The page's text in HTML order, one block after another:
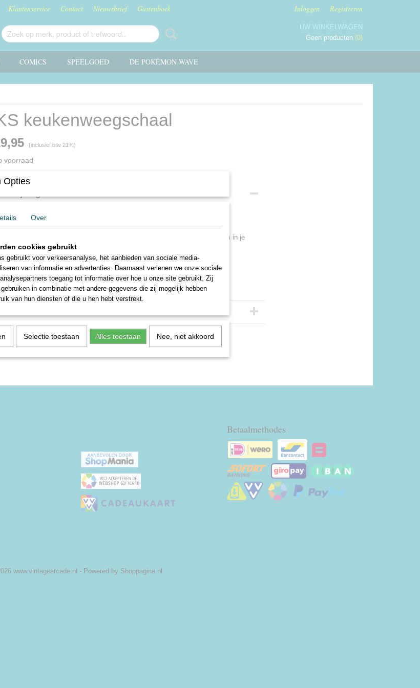
Klantenservice Contact Nieuwsbrief Gastenboek Inloggen Registreren
UW WINKELWAGEN
Geen producten (0)
COMICS SPEELGOED DE POKÉMON WAVE
keukenweegschaal
(inclusief btw 21%)
voorraad
keukenweegschaal
vintage weegschaal van het merk EKS doet het prima en is een leuk item om in je
te zetten ter decoratie of voor dagelijks gebruik.
tot 350 gram. Hij ziet er als nieuw uit.
17 cm, bakje 17 x 11 cm
Plastic
Betaalmethodes
www.vintagearcade.nl - Powered by Shoppagina.nl
Opties
Over
cookies gebruikt
gebruikt voor verkeersanalyse, het aanbieden van sociale media-
van informatie en advertenties. Daarnaast verlenen we onze sociale
toegang tot informatie over hoe u onze site gebruikt. Zij
in combinatie met andere gegevens die zij mogelijk hebben
van hun diensten of die u hen hebt verstrekt.
Selectie toestaan Alles toestaan Nee, niet akkoord